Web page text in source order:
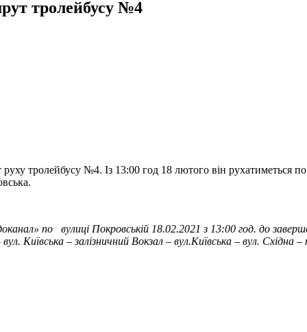
тролейбусу №4
тролейбусу №4. Із 13:00 год 18 лютого він рухатиметься
по вулиці Покровській 18.02.2021 з 13:00 год. до
Київська – залізничний Вокзал – вул.Київська – вул.